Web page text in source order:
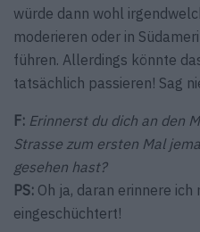
würde dann wohl
moderieren oder in
führen. Allerdings könnte
tatsächlich passieren! Sag
F: Erinnerst du dich an den
Strasse zum ersten Mal
gesehen hast?
PS: Oh ja, daran erinnere
eingeschüchtert!